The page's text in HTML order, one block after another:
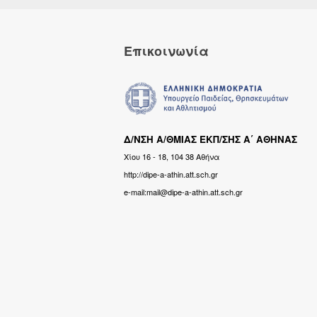
Επικοινωνία
Δ/ΝΣΗ Α/ΘΜΙΑΣ ΕΚΠ/ΣΗΣ Α΄ ΑΘΗΝΑΣ
Χίου 16 - 18, 104 38 Αθήνα
http://dipe-a-athin.att.sch.gr
e-mail:mail@dipe-a-athin.att.sch.gr